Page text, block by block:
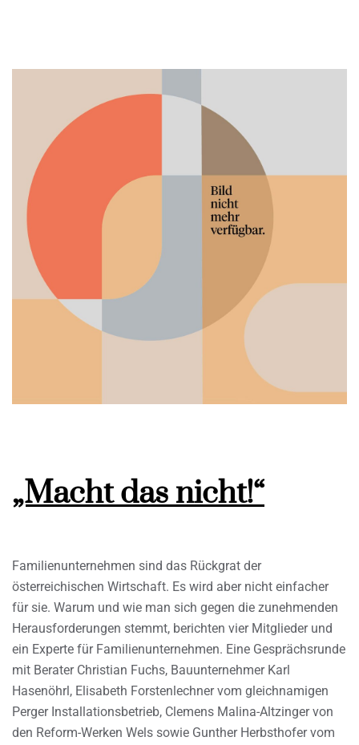
„Macht das nicht!“
Familienunternehmen sind das Rückgrat der
österreichischen Wirtschaft. Es wird aber nicht einfacher
für sie. Warum und wie man sich gegen die zunehmenden
Herausforderungen stemmt, berichten vier Mitglieder und
ein Experte für Familienunternehmen. Eine Gesprächsrunde
mit Berater Christian Fuchs, Bauunternehmer Karl
Hasenöhrl, Elisabeth Forstenlechner vom gleichnamigen
Perger Installationsbetrieb, Clemens Malina-Altzinger von
den Reform-Werken Wels sowie Gunther Herbsthofer vom